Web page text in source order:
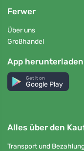
Ferwer
Über uns
Großhandel
App herunterladen
Get it on
Google Play
Alles über den
Transport und